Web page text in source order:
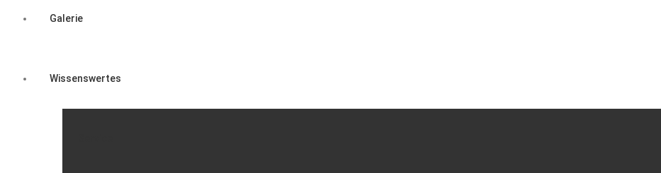
Galerie
Wissenswertes